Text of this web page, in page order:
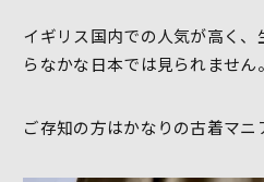
イギリス国内での人気が高く
らなかな日本では見られません。
ご存知の方はかなりの古着マニ